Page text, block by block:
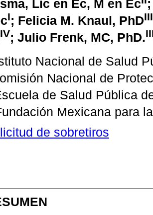
Lic en Ec, M en Ec
I; Felicia M. Knaul, PhDIII
IV; Julio Frenk, MC, PhD.
Nacional de Salud
Nacional de
de Salud Pública
Mexicana para
de sobretiros